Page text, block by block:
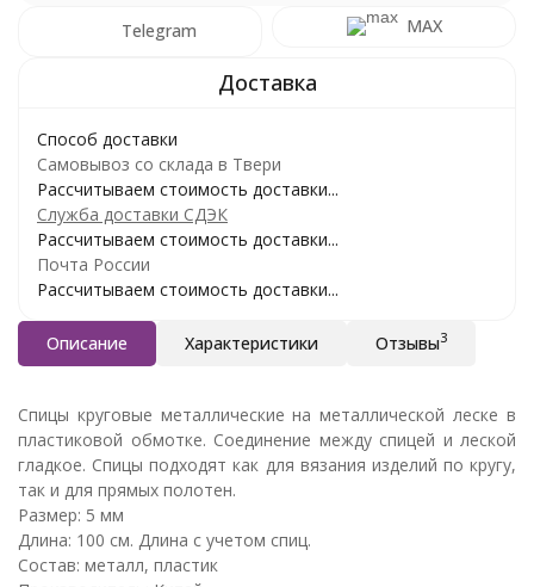
Telegram MAX
Способ доставки
Самовывоз со склада в Твери
Рассчитываем стоимость доставки...
Служба доставки СДЭК
Рассчитываем стоимость доставки...
Почта России
Рассчитываем стоимость доставки...
Описание Характеристики Отзывы3
Спицы круговые металлические на металлической леске в
пластиковой обмотке. Соединение между спицей и леской
гладкое. Спицы подходят как для вязания изделий по кругу,
так и для прямых полотен.
Размер: 5 мм
Длина: 100 см. Длина с учетом спиц.
Состав: металл, пластик